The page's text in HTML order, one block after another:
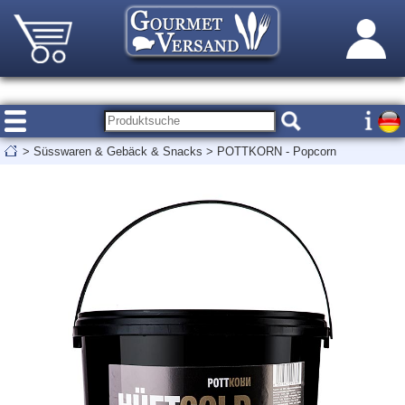
> Süsswaren & Gebäck & Snacks > POTTKORN - Popcorn